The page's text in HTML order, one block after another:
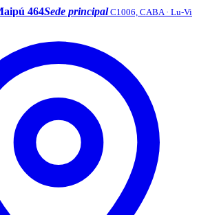
464Sede principalC1006, CABA · Lu-Vi